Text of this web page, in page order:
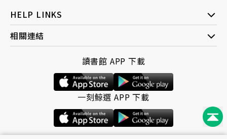
HELP LINKS
相關連結
讀書館 APP 下載
一刻鯨選 APP 下載